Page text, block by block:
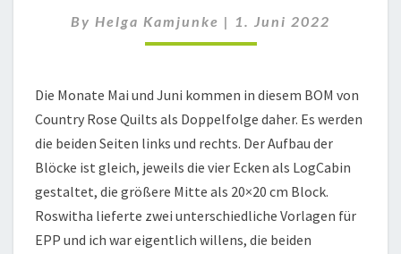
By Helga Kamjunke | 1. Juni 2022
Die Monate Mai und Juni kommen in diesem BOM von
Country Rose Quilts als Doppelfolge daher. Es werden
die beiden Seiten links und rechts. Der Aufbau der
Blöcke ist gleich, jeweils die vier Ecken als LogCabin
gestaltet, die größere Mitte als 20×20 cm Block.
Roswitha lieferte zwei unterschiedliche Vorlagen für
EPP und ich war eigentlich willens, die beiden